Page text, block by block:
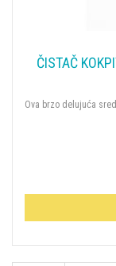
ČISTAČ
Ova brzo delujuća